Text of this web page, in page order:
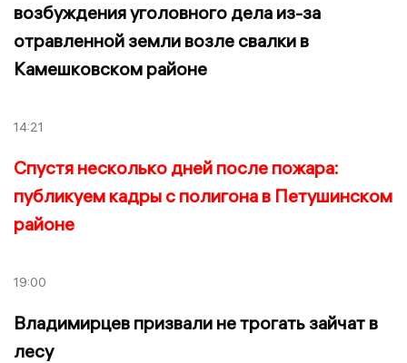
возбуждения уголовного дела из-за
отравленной земли возле свалки в
Камешковском районе
14:21
Спустя несколько дней после пожара:
публикуем кадры с полигона в Петушинском
районе
19:00
Владимирцев призвали не трогать зайчат в
лесу